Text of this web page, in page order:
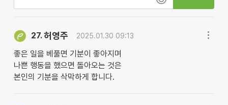
27.허영주 2025.01.30 09:13
좋은 일을 베풀면 기분이 좋아지며
나쁜 행동을 했으면 돌아오는 것은
본인의 기분을 삭막하게 합니다.